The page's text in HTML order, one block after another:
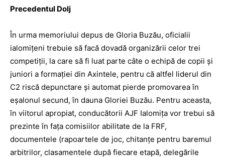
Precedentul Dolj
În urma memoriului depus de Gloria Buzău, oficialii
ialomiţeni trebuie să facă dovadă organizării celor trei
competiţii, la care să fi luat parte câte o echipă de copii şi
juniori a formaţiei din Axintele, pentru că altfel liderul din
C2 riscă depunctare şi automat pierde promovarea în
eşalonul secund, în dauna Gloriei Buzău. Pentru aceasta,
în viitorul apropiat, conducătorii AJF Ialomiţa vor trebui să
prezinte în faţa comisiilor ­abi­litate de la FRF,
documentele (rapoartele de joc, chitanţe pentru baremul
arbitrilor, clasamentele după fiecare etapă, delegările